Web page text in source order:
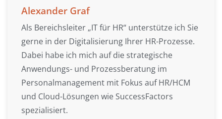
Alexander Graf
Als Bereichsleiter „IT für HR“ unterstütze ich Sie
gerne in der Digitalisierung Ihrer HR-Prozesse.
Dabei habe ich mich auf die strategische
Anwendungs- und Prozessberatung im
Personalmanagement mit Fokus auf HR/HCM
und Cloud-Lösungen wie SuccessFactors
spezialisiert.